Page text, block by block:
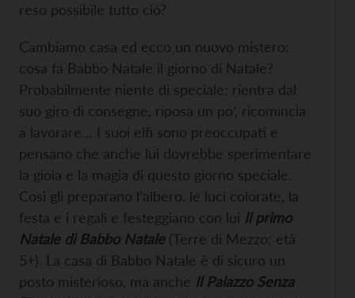
reso possibile tutto ciò?
Cambiamo casa ed ecco un nuovo mistero:
cosa fa Babbo Natale il giorno di Natale?
Probabilmente niente di speciale: rientra dal
suo giro di consegne, riposa un po’, ricomincia
a lavorare… I suoi elfi sono preoccupati e
pensano che anche lui dovrebbe sperimentare
la gioia e la magia di questo giorno speciale.
Così gli preparano l’albero, le luci colorate, la
festa e i regali e festeggiano con lui Il primo
Natale di Babbo Natale (Terre di Mezzo; età
5+). La casa di Babbo Natale è di sicuro un
posto misterioso, ma anche Il Palazzo Senza